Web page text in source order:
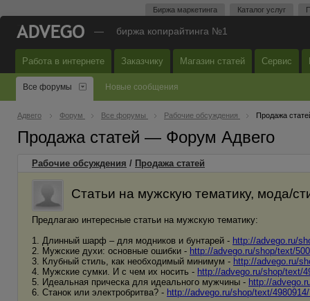
Биржа маркетинга Каталог услуг
— биржа копирайтинга №1
Работа в интернете Заказчику Магазин статей Сервис
Все форумы Новые сообщения
Адвего Форум Все форумы Рабочие обсуждения Продажа
Продажа статей — Форум Адвего
Рабочие обсуждения / Продажа статей
Статьи на мужскую тематику, мода/
Предлагаю интересные статьи на мужскую тематику:
1. Длинный шарф – для модников и бунтарей - http://advego.ru/
2. Мужские духи: основные ошибки - http://advego.ru/shop/text/
3. Клубный стиль, как необходимый минимум - http://advego.ru/
4. Мужские сумки. И с чем их носить - http://advego.ru/shop/text/
5. Идеальная прическа для идеального мужчины - http://
6. Станок или электробритва? - http://advego.ru/shop/text/